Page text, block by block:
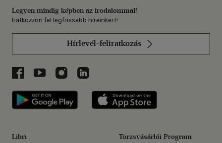
Legyen mindig képben az irodalommal!
Iratkozzon fel legfrissebb híreinkért!
Hírlevél-feliratkozás
Libri a Facebookon
Libri a Youtube-on
Libri az Instagramon
Libri a LinkedInen
Libri applikáció Szerezd meg: Google
Libri Törzsvásárlói Program